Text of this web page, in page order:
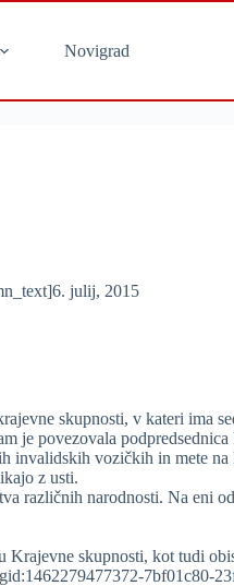
Novigrad
julij, 2015
skupnosti, v kateri ima
je povezovala
invalidskih vozičkih in mete
z usti.
različnih narodnosti. Na eni
Krajevne skupnosti, kot tudi
7bf01c80-